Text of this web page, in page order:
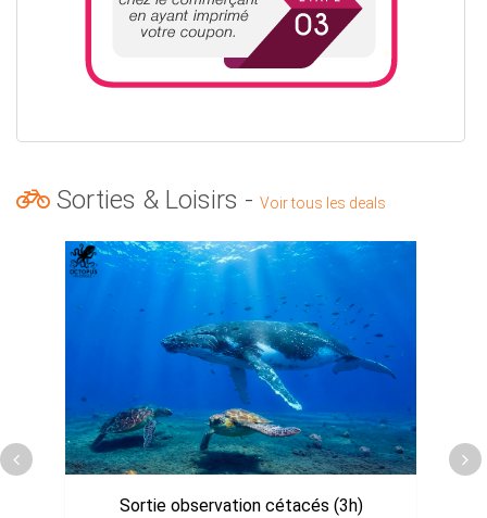
Sorties & Loisirs - Voir tous les deals
Sortie observation cétacés (3h)